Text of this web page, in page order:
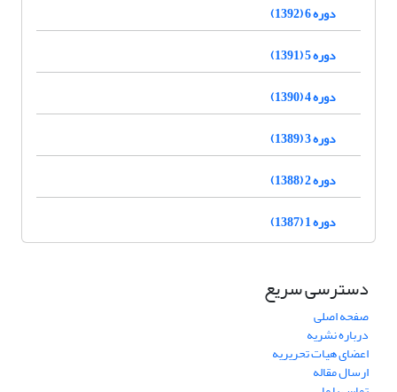
دوره 6 (1392)
دوره 5 (1391)
دوره 4 (1390)
دوره 3 (1389)
دوره 2 (1388)
دوره 1 (1387)
دسترسی سریع
صفحه اصلی
درباره نشریه
اعضای هیات تحریریه
ارسال مقاله